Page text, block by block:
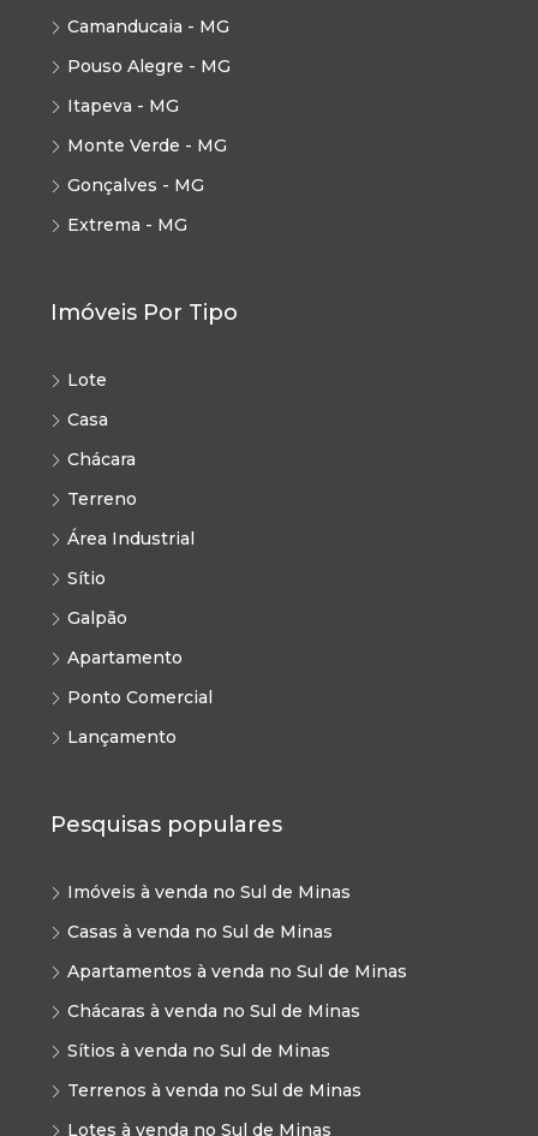
Camanducaia - MG
Pouso Alegre - MG
Itapeva - MG
Monte Verde - MG
Gonçalves - MG
Extrema - MG
Imóveis Por Tipo
Lote
Casa
Chácara
Terreno
Área Industrial
Sítio
Galpão
Apartamento
Ponto Comercial
Lançamento
Pesquisas populares
Imóveis à venda no Sul de Minas
Casas à venda no Sul de Minas
Apartamentos à venda no Sul de Minas
Chácaras à venda no Sul de Minas
Sítios à venda no Sul de Minas
Terrenos à venda no Sul de Minas
Lotes à venda no Sul de Minas